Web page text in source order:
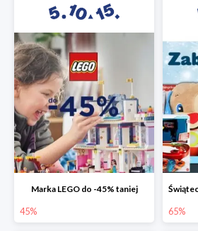
Marka LEGO do -45% taniej
45% 65%